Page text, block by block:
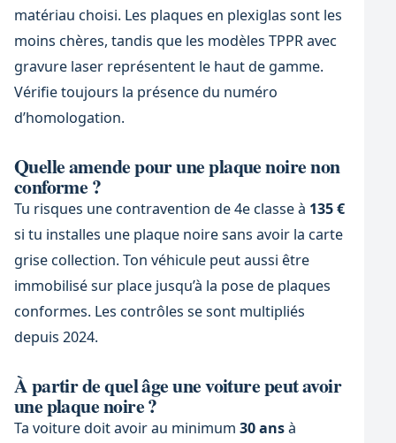
matériau choisi. Les plaques en plexiglas sont les
moins chères, tandis que les modèles TPPR avec
gravure laser représentent le haut de gamme.
Vérifie toujours la présence du numéro
d’homologation.
Quelle amende pour une plaque noire non
conforme ?
Tu risques une contravention de 4e classe à 135 €
si tu installes une plaque noire sans avoir la carte
grise collection. Ton véhicule peut aussi être
immobilisé sur place jusqu’à la pose de plaques
conformes. Les contrôles se sont multipliés
depuis 2024.
À partir de quel âge une voiture peut avoir
une plaque noire ?
Ta voiture doit avoir au minimum 30 ansà